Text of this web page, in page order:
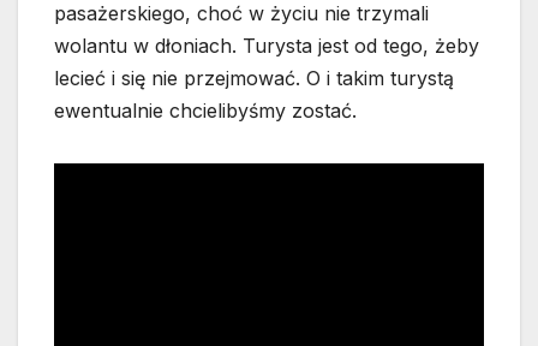
pasażerskiego, choć w życiu nie trzymali
wolantu w dłoniach. Turysta jest od tego, żeby
lecieć i się nie przejmować. O i takim turystą
ewentualnie chcielibyśmy zostać.